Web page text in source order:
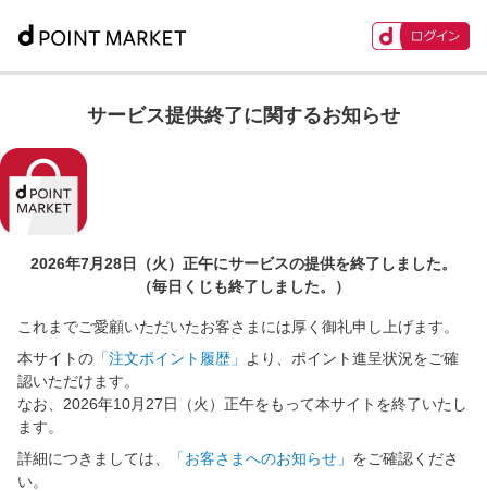
サービス提供終了に関するお知らせ
2026年7月28日（火）正午にサービスの提供を終了しました。
（毎日くじも終了しました。）
これまでご愛顧いただいたお客さまには厚く御礼申し上げます。
本サイトの 「注文ポイント履歴」
より、ポイント進呈状況をご確
認いただけます。
なお、2026年10月27日（火）正午をもって本サイトを終了いたし
ます。
詳細につきましては、
「お客さまへのお知らせ」 をご確認くださ
い。